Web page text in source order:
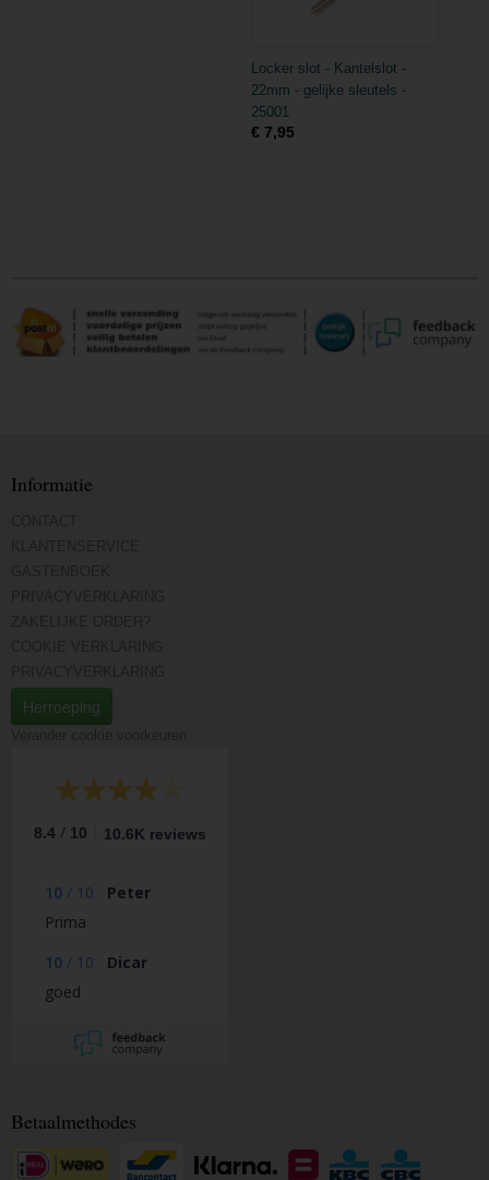
Locker slot - Kantelslot -
22mm - gelijke sleutels -
25001
€ 7,95
Informatie
Herroeping
8.4 / 10 10.6K reviews
10 / 10
Peter
Prima
10 / 10
Dicar
goed
Betaalmethodes